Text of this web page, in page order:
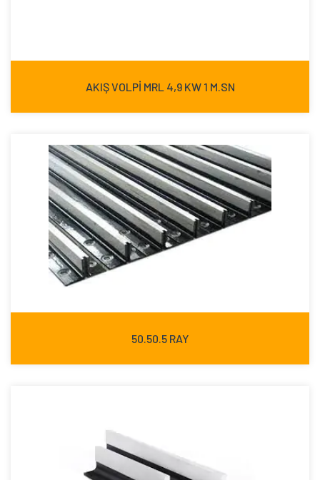
AKIŞ VOLPİ MRL 4,9 KW 1 M.SN
50.50.5 RAY